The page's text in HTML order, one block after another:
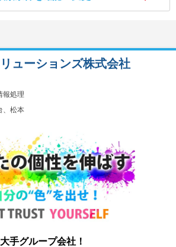
ポート
断！
就活チャンネル
動画で対策講座をチェック
ーパー
更新
よくある質問
不明点があればこちら
報処理
、松本
ューションズ株式会社
手グループ会社！